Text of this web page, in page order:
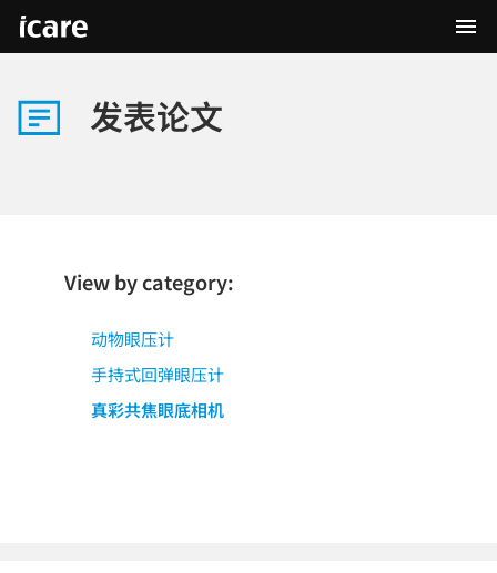
发表论文
View by category:
动物眼压计
手持式回弹眼压计
真彩共焦眼底相机